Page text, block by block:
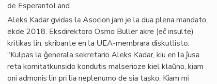
de EsperantoLand.
Aleks Kadar gvidas la Asocion jam je la dua plena mandato,
ekde 2018. Eksdirektoro Osmo Buller akre (eĉ insulte)
kritikas lin, skribante en la UEA-membrara diskutlisto:
“Kulpas la ĝenerala sekretario Aleks Kadar, kiu en la ĵusa
reta komitatkunsido kondutis malserioze kiel klaŭno, kiam
oni admonis lin pri lia neplenumo de sia tasko. Kiam mi